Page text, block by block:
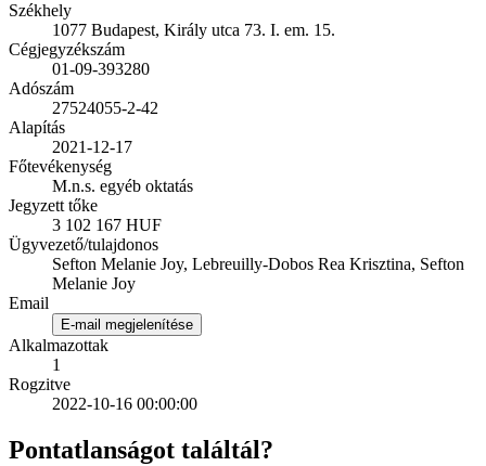
Székhely
1077 Budapest, Király utca 73. I. em. 15.
Cégjegyzékszám
01-09-393280
Adószám
27524055-2-42
Alapítás
2021-12-17
Főtevékenység
M.n.s. egyéb oktatás
Jegyzett tőke
3 102 167 HUF
Ügyvezető/tulajdonos
Sefton Melanie Joy, Lebreuilly-Dobos Rea Krisztina, Sefton
Melanie Joy
Email
E-mail megjelenítése
Alkalmazottak
1
Rogzitve
2022-10-16 00:00:00
Pontatlanságot találtál?